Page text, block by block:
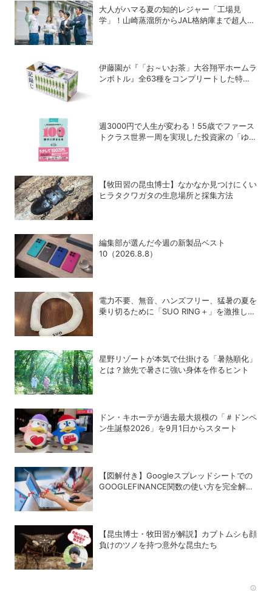
大人がハマる夏の知的レジャー「工場見
学」！山崎蒸溜所からJAL格納庫まで超人気
伊藤園が『「お～いお茶」大谷翔平ホームラ
ンボトル』全63種をコンプリートした特別
週3000円で人生が変わる！55歳でファース
トクラス世界一周を実現した投資家の「ゆる
【牧田習の昆虫博士】なかなか見つけにくい
ヒラタクワガタの生息場所と採集方法
編集部が選んだ今週の新製品ベスト
10（2026.8.8）
電力不要、無音、ハンズフリー、猛暑の夏を
乗り切るために「SUO RING＋」を激推しし
星野リゾートが本気で仕掛ける「暑熱順化」
とは？旅先で暑さに強い身体を作るヒント
ドン・キホーテが過去最大規模の「＃ドンペ
ン生誕祭2026」を9月1日からスタート
【図解付き】Googleスプレッドシートでの
GOOGLEFINANCE関数の使い方を完全解
【昆虫博士・牧田習が解説】カブトムシも顔
負けのツノを持つ意外な昆虫たち